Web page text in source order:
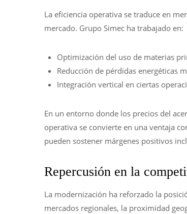
La eficiencia operativa se traduce en
mercado. Grupo Simec ha trabajado en:
Optimización del uso de materias
Reducción de pérdidas energéticas
Integración vertical en ciertas
En un entorno donde los precios del
operativa se convierte en una ventaja
pueden sostener márgenes positivos
Repercusión en la
La modernización ha reforzado la
mercados regionales, la proximidad